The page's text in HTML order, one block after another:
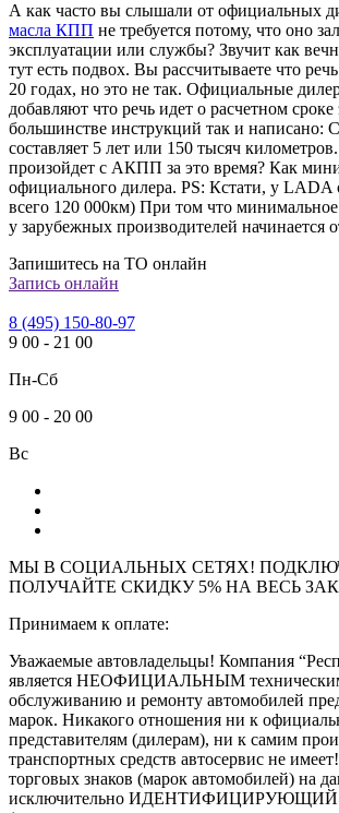
А как часто вы слышали от официальных
масла КПП не требуется потому, что оно
эксплуатации или службы? Звучит как
тут есть подвох. Вы рассчитываете что
20 годах, но это не так. Официальные
добавляют что речь идет о расчетном
большинстве инструкций так и написано:
составляет 5 лет или 150 тысяч
произойдет с АКПП за это время? Как
официального дилера. PS: Кстати, у LADA
всего 120 000км) При том что минимальное
у зарубежных производителей начинается
Запишитесь на ТО онлайн
Запись онлайн
8 (495) 150-80-97
9 00 - 21 00
Пн-Сб
9 00 - 20 00
Вс
МЫ В СОЦИАЛЬНЫХ СЕТЯХ!
ПОЛУЧАЙТЕ СКИДКУ 5% НА ВЕСЬ
Принимаем к оплате:
Уважаемые автовладельцы! Компания
является НЕОФИЦИАЛЬНЫМ
обслуживанию и ремонту автомобилей
марок. Никакого отношения ни к
представителям (дилерам), ни к самим
транспортных средств автосервис не
торговых знаков (марок автомобилей) на
исключительно ИДЕНТИФИЦИРУЮЩИЙ